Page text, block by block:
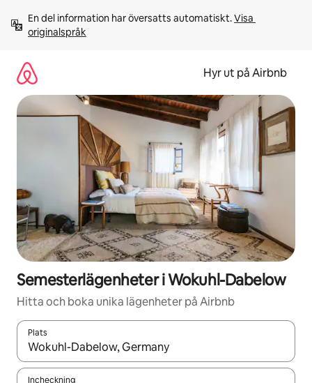
innehåll
En del information har översatts automatiskt. Visa
originalspråk
Hyr ut på Airbnb
Semesterlägenheter i Wokuhl-Dabelow
Hitta och boka unika lägenheter på Airbnb
Plats
När resultaten är tillgängliga kan du navigera med upp- och
Incheckning